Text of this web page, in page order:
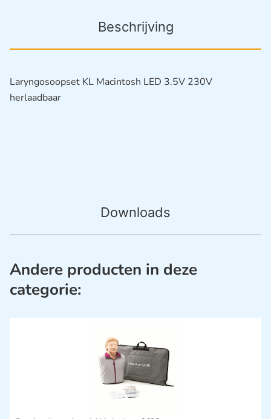
Beschrijving
Downloads
Laryngosoopset KL Macintosh LED 3.5V 230V
herlaadbaar
Andere producten in deze
categorie: